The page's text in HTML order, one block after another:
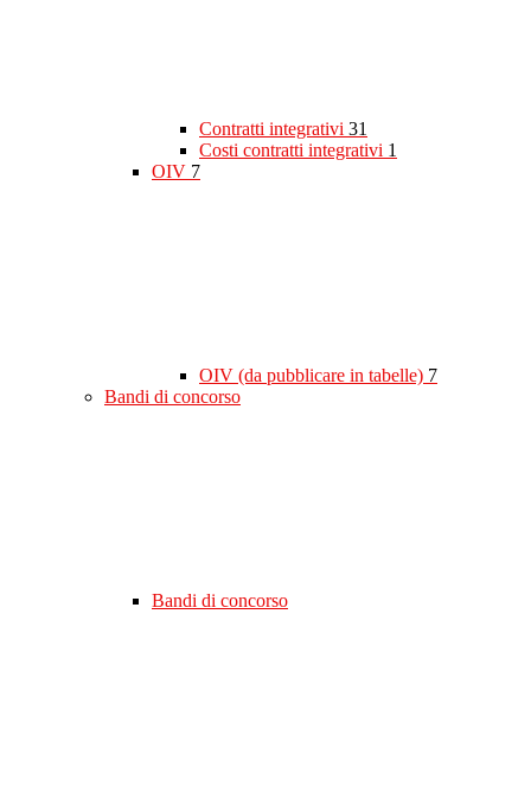
Contratti integrativi 31
Costi contratti integrativi 1
OIV 7
OIV (da pubblicare in tabelle) 7
Bandi di concorso
Bandi di concorso